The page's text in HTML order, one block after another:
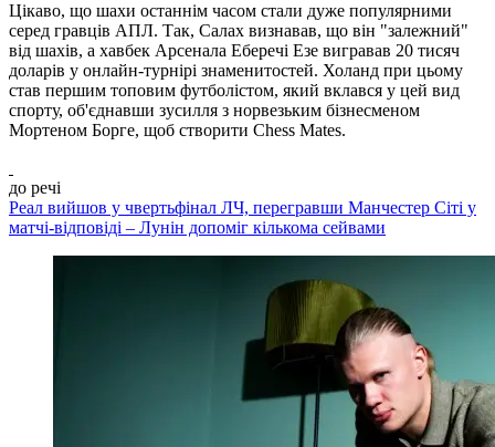
Цікаво, що шахи останнім часом стали дуже популярними
серед гравців АПЛ. Так, Салах визнавав, що він "залежний"
від шахів, а хавбек Арсенала Еберечі Езе вигравав 20 тисяч
доларів у онлайн-турнірі знаменитостей. Холанд при цьому
став першим топовим футболістом, який вклався у цей вид
спорту, об'єднавши зусилля з норвезьким бізнесменом
Мортеном Борге, щоб створити Chess Mates.
до речі
Реал вийшов у чвертьфінал ЛЧ, перегравши Манчестер Сіті у
матчі-відповіді – Лунін допоміг кількома сейвами